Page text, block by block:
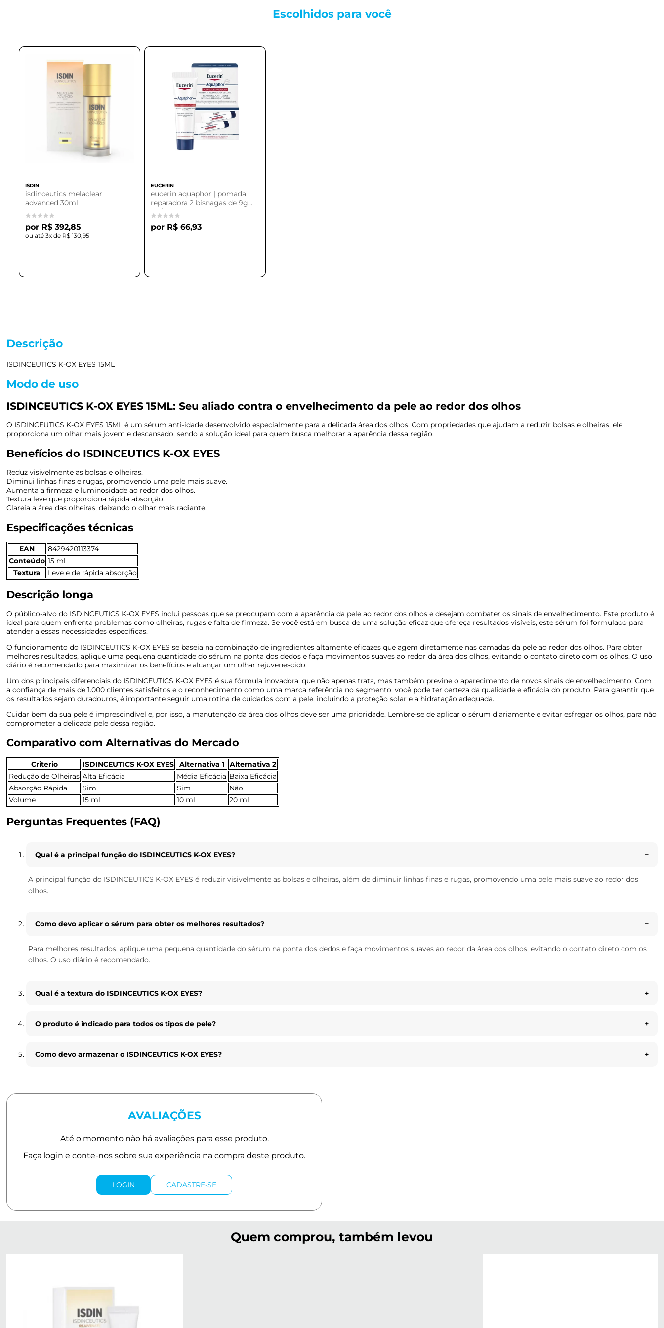
Escolhidos para você
ISDIN
isdinceutics melaclear
advanced 30ml
R$ 392,85
3x de R$ 130,95
EUCERIN
eucerin aquaphor | pomada
reparadora 2 bisnagas de 9g
cada
R$ 66,93
Descrição
ISDINCEUTICS K-OX EYES 15ML
Modo de uso
ISDINCEUTICS K-OX EYES 15ML: Seu aliado contra o envelhecimento da pele ao redor dos olhos
O ISDINCEUTICS K-OX EYES 15ML é um sérum anti-idade desenvolvido especialmente para a delicada área dos olhos. Com propriedades que ajudam a reduzir bolsas e olheiras, ele
proporciona um olhar mais jovem e descansado, sendo a solução ideal para quem busca melhorar a aparência dessa região.
Benefícios do ISDINCEUTICS K-OX EYES
Reduz visivelmente as bolsas e olheiras.
Diminui linhas finas e rugas, promovendo uma pele mais suave.
Aumenta a firmeza e luminosidade ao redor dos olhos.
Textura leve que proporciona rápida absorção.
Clareia a área das olheiras, deixando o olhar mais radiante.
Especificações técnicas
EAN
8429420113374
Conteúdo 15 ml
Textura
Leve e de rápida absorção
Descrição longa
O público-alvo do ISDINCEUTICS K-OX EYES inclui pessoas que se preocupam com a aparência da pele ao redor dos olhos e desejam combater os sinais de envelhecimento. Este produto é
ideal para quem enfrenta problemas como olheiras, rugas e falta de firmeza. Se você está em busca de uma solução eficaz que ofereça resultados visíveis, este sérum foi formulado para
atender a essas necessidades específicas.
O funcionamento do ISDINCEUTICS K-OX EYES se baseia na combinação de ingredientes altamente eficazes que agem diretamente nas camadas da pele ao redor dos olhos. Para obter
melhores resultados, aplique uma pequena quantidade do sérum na ponta dos dedos e faça movimentos suaves ao redor da área dos olhos, evitando o contato direto com os olhos. O uso
diário é recomendado para maximizar os benefícios e alcançar um olhar rejuvenescido.
Um dos principais diferenciais do ISDINCEUTICS K-OX EYES é sua fórmula inovadora, que não apenas trata, mas também previne o aparecimento de novos sinais de envelhecimento. Com
a confiança de mais de 1.000 clientes satisfeitos e o reconhecimento como uma marca referência no segmento, você pode ter certeza da qualidade e eficácia do produto. Para garantir que
os resultados sejam duradouros, é importante seguir uma rotina de cuidados com a pele, incluindo a proteção solar e a hidratação adequada.
Cuidar bem da sua pele é imprescindível e, por isso, a manutenção da área dos olhos deve ser uma prioridade. Lembre-se de aplicar o sérum diariamente e evitar esfregar os olhos, para não
comprometer a delicada pele dessa região.
Comparativo com Alternativas do Mercado
Criterio ISDINCEUTICS K-OX EYES Alternativa 1
Alternativa 2
Redução de Olheiras Alta Eficácia Média Eficácia Baixa Eficácia
Absorção Rápida
Sim Sim
Não
Volume
15 ml 10 ml 20 ml
Perguntas Frequentes (FAQ)
Qual é a principal função do ISDINCEUTICS K-OX EYES?
A principal função do ISDINCEUTICS K-OX EYES é reduzir visivelmente as bolsas e olheiras, além de diminuir linhas finas e rugas, promovendo uma pele mais suave ao redor dos
olhos.
Como devo aplicar o sérum para obter os melhores resultados?
Para melhores resultados, aplique uma pequena quantidade do sérum na ponta dos dedos e faça movimentos suaves ao redor da área dos olhos, evitando o contato direto com os
olhos. O uso diário é recomendado.
Qual é a textura do ISDINCEUTICS K-OX EYES?
O produto é indicado para todos os tipos de pele?
Como devo armazenar o ISDINCEUTICS K-OX EYES?
AVALIAÇÕES
LOGIN CADASTRE-SE
Quem comprou, também levou